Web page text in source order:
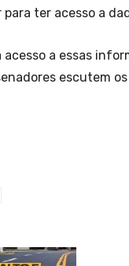
ter acesso a
a essas
escutem